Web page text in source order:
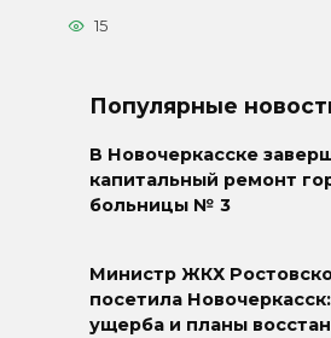
15
Популярные
В Новочеркасске
капитальный ремонт
больницы № 3
Министр ЖКХ
посетила
ущерба и планы